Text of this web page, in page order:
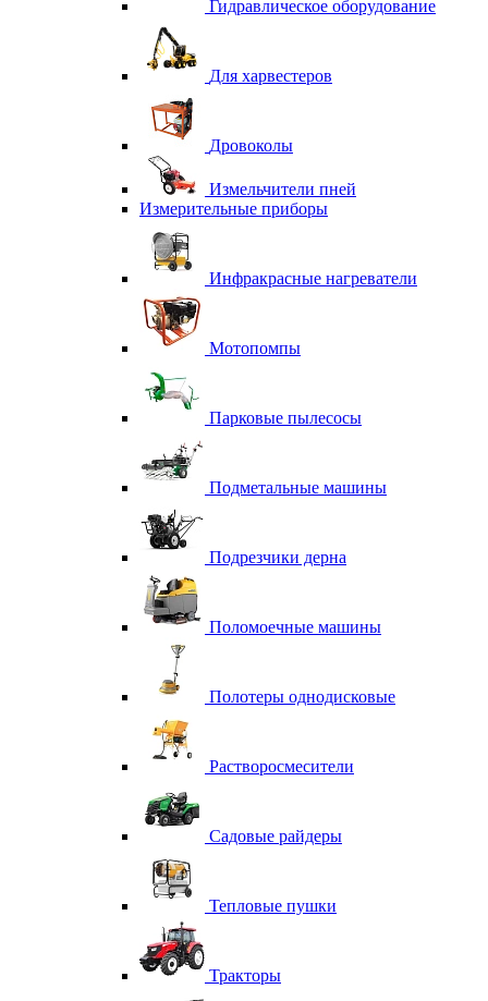
Гидравлическое оборудование
Для харвестеров
Дровоколы
Измельчители пней
Измерительные приборы
Инфракрасные нагреватели
Мотопомпы
Парковые пылесосы
Подметальные машины
Подрезчики дерна
Поломоечные машины
Полотеры однодисковые
Растворосмесители
Садовые райдеры
Тепловые пушки
Тракторы